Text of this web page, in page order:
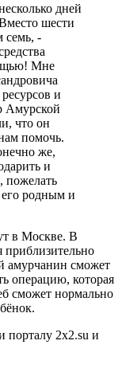
дней
шести
семь, -
Мне
и
Амурской
что он
помочь.
же,
и
пожелать
его родным и
в Москве. В
приблизительно
амурчанин сможет
операцию, которая
сможет нормально
порталу 2x2.su и